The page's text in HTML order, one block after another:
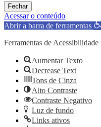
Fechar
Acessar o conteúdo
Abrir a barra de ferramentas
Ferramentas de Acessibilidade
Aumentar Texto
Decrease Text
Tons de Cinza
Alto Contraste
Contraste Negativo
Luz de fundo
Links ativos